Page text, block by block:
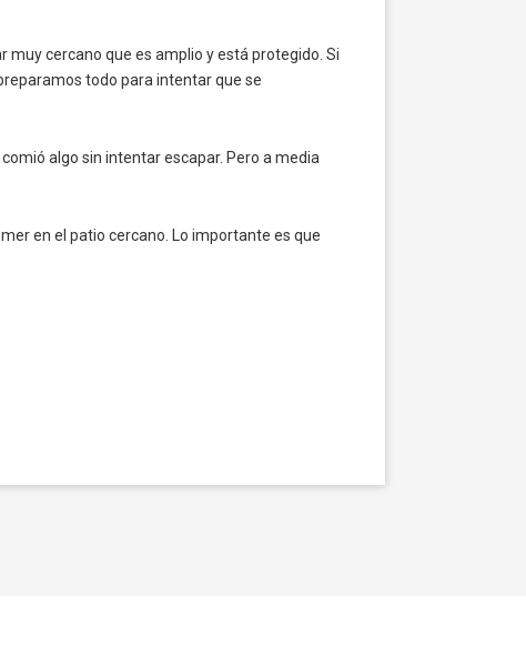
muy cercano que es amplio y está protegido. Si
todo para intentar que se
algo sin intentar escapar. Pero a media
en el patio cercano. Lo importante es que